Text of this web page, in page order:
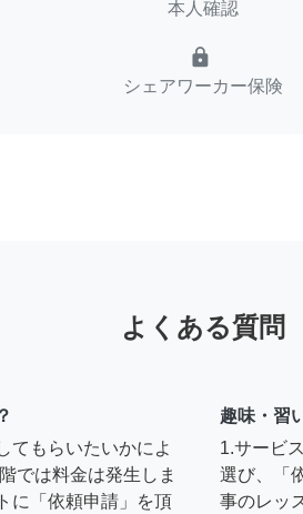
本人確認
lock
シェアワーカー保険
よくある質問
てもらいたいかによ
では料金は発生しま
に「依頼申請」を頂
趣味・習
1.サービ
選び、「
事のレッ